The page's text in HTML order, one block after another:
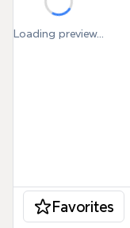
Loading preview...
Favorites